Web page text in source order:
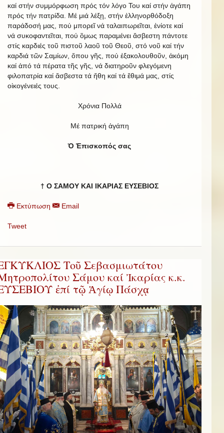
καί στήν συμμόρφωση πρός τόν λόγο Του καί στήν ἀγάπη
πρός τήν πατρίδα. Μέ μιά λέξῃ, στήν ἑλληνορθόδοξη
παράδοσή μας, πού μπορεῖ νά ταλαιπωρεῖται, ἐνίοτε καί
νά συκοφαντεῖται, πού ὃμως παραμένει ἄσβεστη πάντοτε
στίς καρδιές τοῦ πιστοῦ λαοῦ τοῦ Θεοῦ, στό νοῦ καί τήν
καρδιά τῶν Σαμίων, ὅπου γῆς, πού ἐξακολουθοῦν, ἀκόμη
καί ἀπό τά πέρατα τῆς γῆς, νά διατηροῦν φλεγόμενη
φιλοπατρία καί ἄσβεστα τά ἤθη καί τά ἔθιμά μας, στίς
οἰκογένειές τους.
Χρόνια Πολλά
Μέ πατρική ἀγάπη
Ὁ Ἐπισκοπός σας
† Ο ΣΑΜΟΥ ΚΑΙ ΙΚΑΡΙΑΣ ΕΥΣΕΒΙΟΣ
Εκτύπωση Email
Tweet
Τοῦ Σεβασμιωτάτου
Σάμου καί Ἰκαρίας κ.κ.
ἐπί τῷ Ἁγίῳ Πάσχᾳ